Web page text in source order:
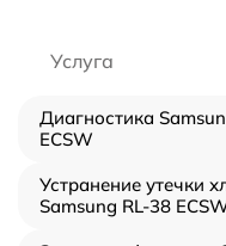
Услуга
Диагностика
ECSW
Устранение утечки
Samsung RL-38